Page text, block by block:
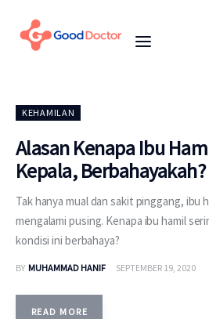
Untuk Bisnis
Untuk Anda
Berita
KEHAMILAN
Alasan Kenapa Ibu
Kepala, Berbahayakah?
Tak hanya mual dan sakit pinggang, ibu
mengalami pusing. Kenapa ibu hamil
kondisi ini berbahaya?
BY MUHAMMAD HANIF SEPTEMBER 19, 2020
READ MORE